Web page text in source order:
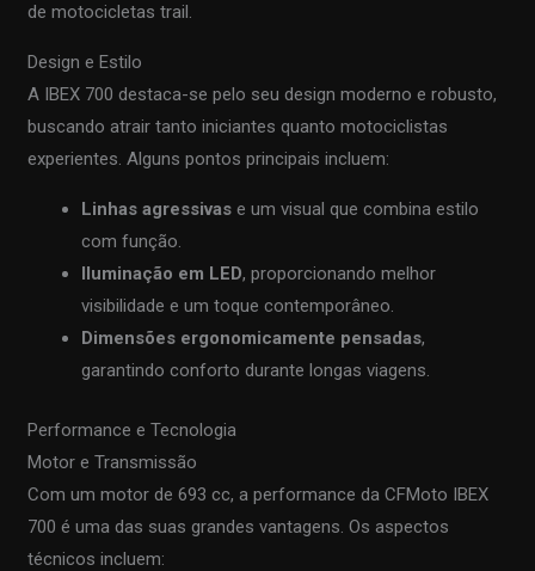
de motocicletas trail.
Design e Estilo
A IBEX 700 destaca-se pelo seu design moderno e robusto,
buscando atrair tanto iniciantes quanto motociclistas
experientes. Alguns pontos principais incluem:
Linhas agressivas e um visual que combina estilo
com função.
Iluminação em LED, proporcionando melhor
visibilidade e um toque contemporâneo.
Dimensões ergonomicamente pensadas,
garantindo conforto durante longas viagens.
Performance e Tecnologia
Motor e Transmissão
Com um motor de 693 cc, a performance da CFMoto IBEX
700 é uma das suas grandes vantagens. Os aspectos
técnicos incluem: